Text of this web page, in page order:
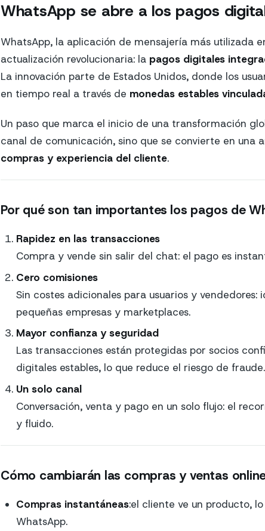
WhatsApp se abre a los pagos
WhatsApp, la aplicación de mensajería más utilizada
actualización revolucionaria: la pagos digitales
La innovación parte de Estados Unidos, donde los
en tiempo real a través de monedas estables
Un paso que marca el inicio de una transformación
canal de comunicación, sino que se convierte en una
compras y experiencia del cliente.
Por qué son tan importantes los pagos de
Rapidez en las transacciones
Compra y vende sin salir del chat: el pago es
Cero comisiones
Sin costes adicionales para usuarios y
pequeñas empresas y marketplaces.
Mayor confianza y seguridad
Las transacciones están protegidas por socios
digitales estables, lo que reduce el riesgo de fraude.
Un solo canal
Conversación, venta y pago en un solo flujo: el
y fluido.
Cómo cambiarán las compras y ventas
Compras instantáneas:el cliente ve un producto,
WhatsApp.